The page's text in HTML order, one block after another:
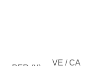
VE / CA